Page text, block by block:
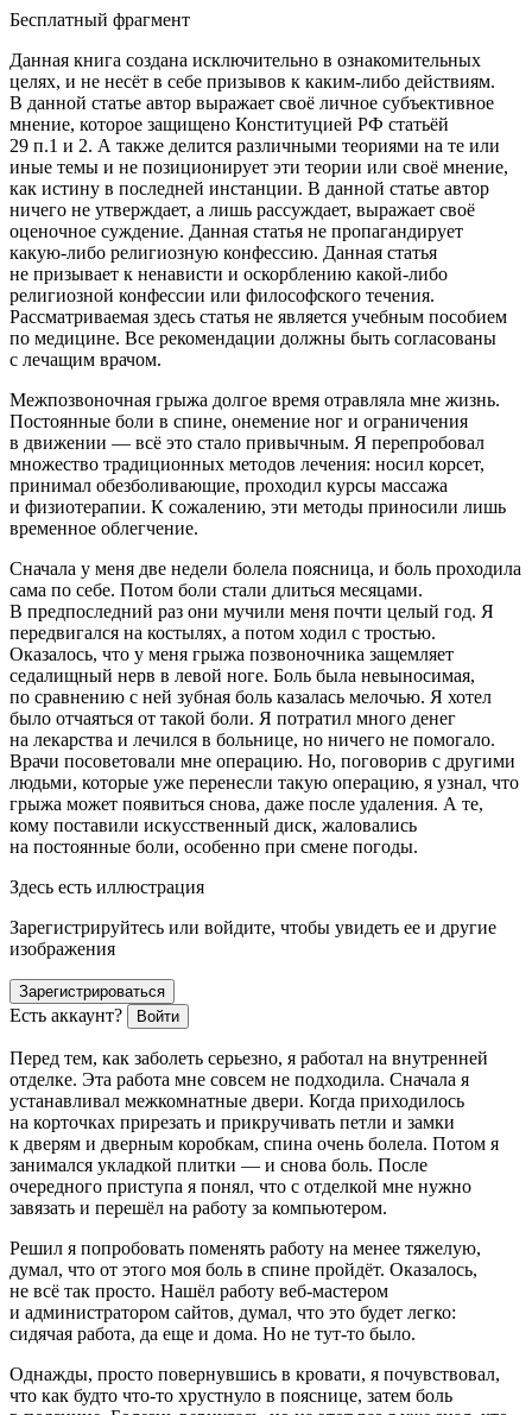
Бесплатный фрагмент
Данная книга создана исключительно в ознакомительных
целях, и не несёт в себе призывов к каким-либо действиям.
В данной статье автор выражает своё личное субъективное
мнение, которое защищено Конституцией РФ статьёй
29 п.1 и 2. А также делится различными теориями на те или
иные темы и не позиционирует эти теории или своё мнение,
как истину в последней инстанции. В данной статье автор
ничего не утверждает, а лишь рассуждает, выражает своё
оценочное суждение. Данная статья не пропагандирует
какую-либо религиозную конфессию. Данная статья
не призывает к ненависти и оскорблению какой-либо
религиозной конфессии или философского течения.
Рассматриваемая здесь статья не является учебным пособием
по медицине. Все рекомендации должны быть согласованы
с лечащим врачом.
Межпозвоночная грыжа долгое время отравляла мне жизнь.
Постоянные боли в спине, онемение ног и ограничения
в движении — всё это стало привычным. Я перепробовал
множество традиционных методов лечения: носил корсет,
принимал обезболивающие, проходил курсы массажа
и физиотерапии. К сожалению, эти методы приносили лишь
временное облегчение.
Сначала у меня две недели болела поясница, и боль проходила
сама по себе. Потом боли стали длиться месяцами.
В предпоследний раз они мучили меня почти целый год. Я
передвигался на костылях, а потом ходил с тростью.
Оказалось, что у меня грыжа позвоночника защемляет
седалищный нерв в левой ноге. Боль была невыносимая,
по сравнению с ней зубная боль казалась мелочью. Я хотел
было отчаяться от такой боли. Я потратил много денег
на лекарства и лечился в больнице, но ничего не помогало.
Врачи посоветовали мне операцию. Но, поговорив с другими
людьми, которые уже перенесли такую операцию, я узнал, что
грыжа может появиться снова, даже после удаления. А те,
кому поставили искусственный диск, жаловались
на постоянные боли, особенно при смене погоды.
Здесь есть иллюстрация
Зарегистрируйтесь или войдите, чтобы увидеть ее и другие
изображения
Зарегистрироваться
Есть аккаунт? Войти
Перед тем, как заболеть серьезно, я работал на внутренней
отделке. Эта работа мне совсем не подходила. Сначала я
устанавливал межкомнатные двери. Когда приходилось
на корточках прирезать и прикручивать петли и замки
к дверям и дверным коробкам, спина очень болела. Потом я
занимался укладкой плитки — и снова боль. После
очередного приступа я понял, что с отделкой мне нужно
завязать и перешёл на работу за компьютером.
Решил я попробовать поменять работу на менее тяжелую,
думал, что от этого моя боль в спине пройдёт. Оказалось,
не всё так просто. Нашёл работу веб-мастером
и администратором сайтов, думал, что это будет легко:
сидячая работа, да еще и дома. Но не тут-то было.
Однажды, просто повернувшись в кровати, я почувствовал,
что как будто что-то хрустнуло в пояснице, затем боль